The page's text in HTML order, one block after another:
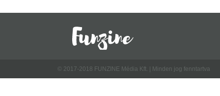
© 2017-2018 FUNZINE Média Kft. | Minden jog fenntartva